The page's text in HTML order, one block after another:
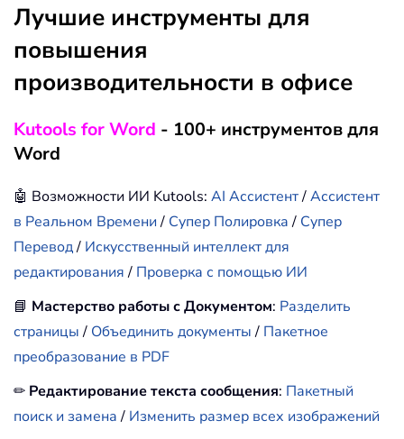
Лучшие инструменты для
повышения
производительности в офисе
Kutools for Word - 100+ инструментов для
Word
🤖 Возможности ИИ Kutools: AI Ассистент/Ассистент
в Реальном Времени/ Супер Полировка/ Супер
Перевод/ Искусственный интеллект для
редактирования/ Проверка с помощью ИИ
📘 Мастерство работы с Документом: Разделить
страницы/ Объединить документы/ Пакетное
преобразование в PDF
✏ Редактирование текста сообщения: Пакетный
поиск и замена/ Изменить размер всех изображений